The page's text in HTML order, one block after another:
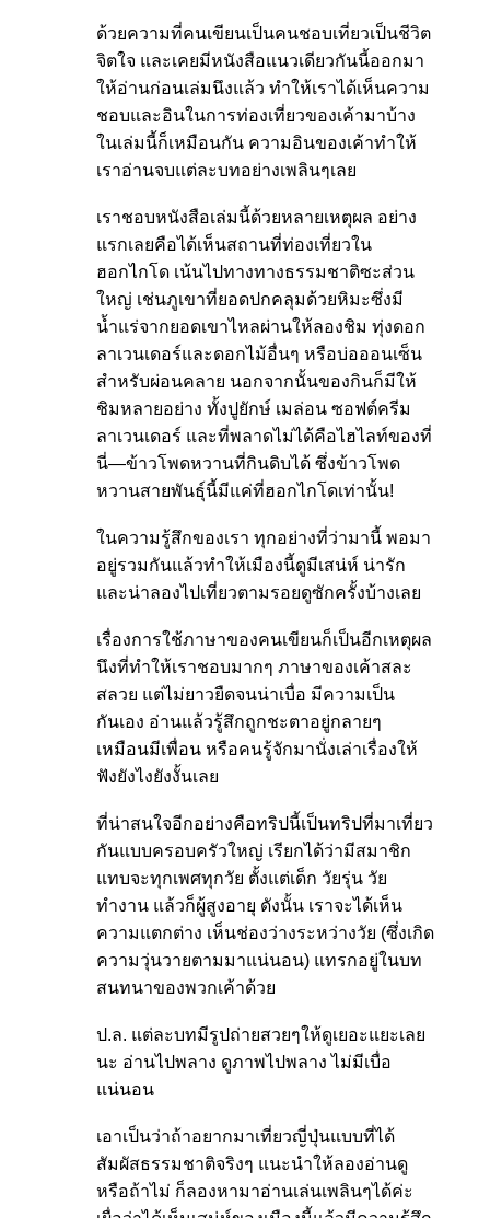
ด้วยความที่คนเขียนเป็นคนชอบเที่ยวเป็นชีวิต
จิตใจ และเคยมีหนังสือแนวเดียวกันนี้ออกมา
ให้อ่านก่อนเล่มนึงแล้ว ทำให้เราได้เห็นความ
ชอบและอินในการท่องเที่ยวของเค้ามาบ้าง
ในเล่มนี้ก็เหมือนกัน ความอินของเค้าทำให้
เราอ่านจบแต่ละบทอย่างเพลินๆเลย
เราชอบหนังสือเล่มนี้ด้วยหลายเหตุผล อย่าง
แรกเลยคือได้เห็นสถานที่ท่องเที่ยวใน
ฮอกไกโด เน้นไปทางทางธรรมชาติซะส่วน
ใหญ่ เช่นภูเขาที่ยอดปกคลุมด้วยหิมะซึ่งมี
น้ำแร่จากยอดเขาไหลผ่านให้ลองชิม ทุ่งดอก
ลาเวนเดอร์และดอกไม้อื่นๆ หรือบ่อออนเซ็น
สำหรับผ่อนคลาย นอกจากนั้นของกินก็มีให้
ชิมหลายอย่าง ทั้งปูยักษ์ เมล่อน ซอฟต์ครีม
ลาเวนเดอร์ และที่พลาดไม่ได้คือไฮไลท์ของที่
นี่—ข้าวโพดหวานที่กินดิบได้ ซึ่งข้าวโพด
หวานสายพันธุ์นี้มีแค่ที่ฮอกไกโดเท่านั้น!
ในความรู้สึกของเรา ทุกอย่างที่ว่ามานี้ พอมา
อยู่รวมกันแล้วทำให้เมืองนี้ดูมีเสน่ห์ น่ารัก
และน่าลองไปเที่ยวตามรอยดูซักครั้งบ้างเลย
เรื่องการใช้ภาษาของคนเขียนก็เป็นอีกเหตุผล
นึงที่ทำให้เราชอบมากๆ ภาษาของเค้าสละ
สลวย แต่ไม่ยาวยืดจนน่าเบื่อ มีความเป็น
กันเอง อ่านแล้วรู้สึกถูกชะตาอยู่กลายๆ
เหมือนมีเพื่อน หรือคนรู้จักมานั่งเล่าเรื่องให้
ฟังยังไงยังงั้นเลย
ที่น่าสนใจอีกอย่างคือทริปนี้เป็นทริปที่มาเที่ยว
กันแบบครอบครัวใหญ่ เรียกได้ว่ามีสมาชิก
แทบจะทุกเพศทุกวัย ตั้งแต่เด็ก วัยรุ่น วัย
ทำงาน แล้วก็ผู้สูงอายุ ดังนั้น เราจะได้เห็น
ความแตกต่าง เห็นช่องว่างระหว่างวัย (ซึ่งเกิด
ความวุ่นวายตามมาแน่นอน) แทรกอยู่ในบท
สนทนาของพวกเค้าด้วย
ป.ล. แต่ละบทมีรูปถ่ายสวยๆให้ดูเยอะแยะเลย
นะ อ่านไปพลาง ดูภาพไปพลาง ไม่มีเบื่อ
แน่นอน
เอาเป็นว่าถ้าอยากมาเที่ยวญี่ปุ่นแบบที่ได้
สัมผัสธรรมชาติจริงๆ แนะนำให้ลองอ่านดู
หรือถ้าไม่ ก็ลองหามาอ่านเล่นเพลินๆได้ค่ะ